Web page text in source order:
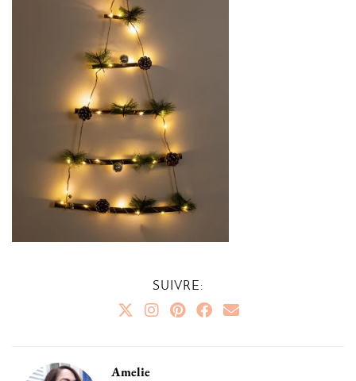
SUIVRE:
Amelie